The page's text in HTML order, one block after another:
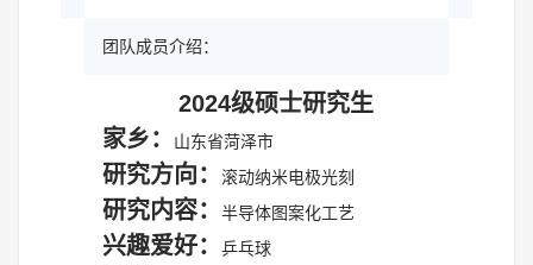
团队成员介绍：
2024级硕士研究生
家乡：
山东省菏泽市
研究方向：滚动纳米电极光刻
研究内容：半导体图案化工艺
兴趣爱好：乒乓球